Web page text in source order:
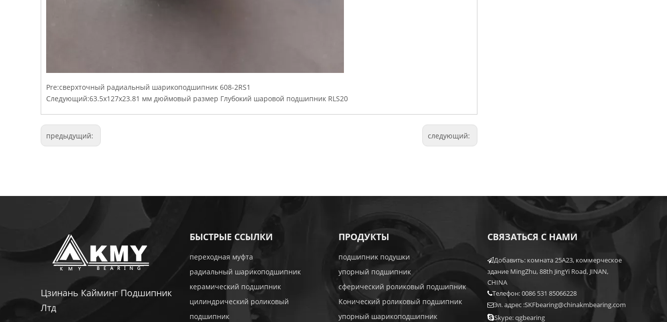
Pre:сверхточный радиальный шарикоподшипник 608-2RS1
Следующий:63.5x127x23.81 мм дюймовый размер Глубокий шаровой подшипник RLS20
предыдущий: следующий:
Цзинань Кайминг Подшипник
Лтд
БЫСТРЫЕ ССЫЛКИ
переходная муфта
радиальный шарикоподшипник
керамический подшипник
цилиндрический роликовый
подшипник
ПРОДУКТЫ
подшипник подушки
упорный подшипник
сферический роликовый подшипник
Конический роликовый подшипник
упорный шарикоподшипник
СВЯЗАТЬСЯ С НАМИ
Добавить: комната 25A23, коммерческое
здание MingZhu, 88th JingYi Road, JINAN,
CHINA
Телефон: 0086 531 85066228
Эл. адрес :SKFbearing@chinakmbearing.com
Skype: qgbearing